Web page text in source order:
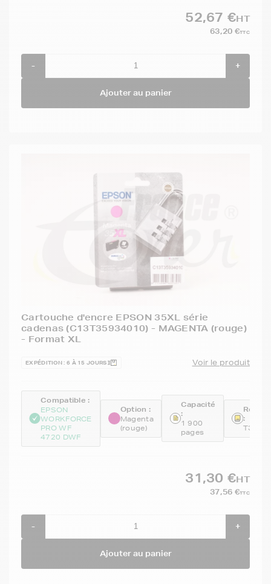
52,67 €HT
63,20 €TTC
- +
Ajouter au panier
Cartouche d'encre EPSON 35XL série
cadenas (C13T35934010) - MAGENTA (rouge)
- Format XL
EXPÉDITION : 6 À 15 JOURS Voir le produit
Compatible :
EPSON
WORKFORCE
PRO WF
4720 DWF
Option :
Magenta
(rouge)
Capacité
:
1 900
pages
:
T3593
31,30 €HT
37,56 €TTC
- +
Ajouter au panier